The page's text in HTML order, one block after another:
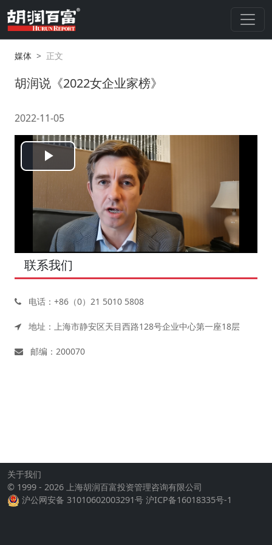
媒体 正文
胡润说《2022女企业家榜》
2022-11-05
Play
Video
联系我们
电话：+86（0）21 5010 5808
地址：上海市静安区天目西路128号企业中心第一座18层
邮编：200070
关于我们
© 1999 - 2026 上海胡润百富投资管理咨询有限公司
沪公网安备 31010602003291号 沪ICP备16018335号-1